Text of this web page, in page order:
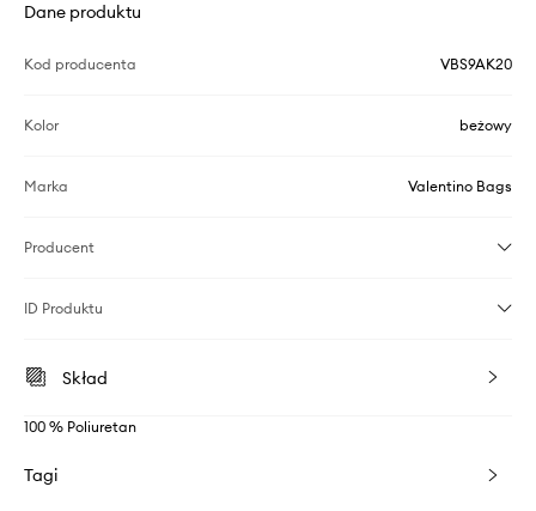
Dane produktu
Kod producenta VBS9AK20
Kolor beżowy
Marka Valentino Bags
Producent
ID Produktu
Skład
100 % Poliuretan
Tagi